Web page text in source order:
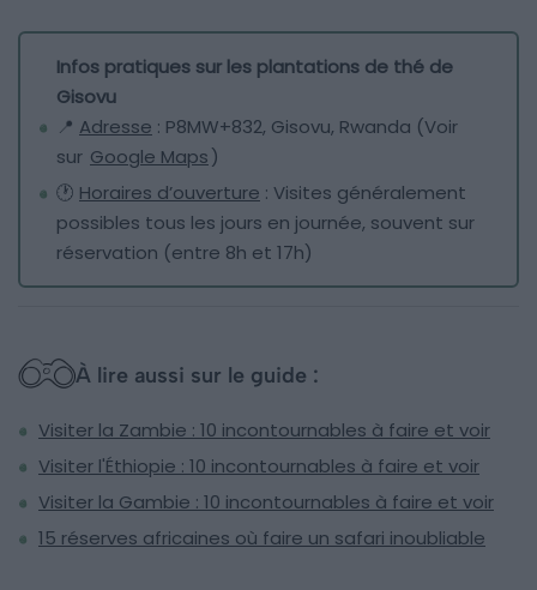
Infos pratiques sur les plantations de thé de
Gisovu
📍 Adresse : P8MW+832, Gisovu, Rwanda (Voir
sur Google Maps)
🕐 Horaires d’ouverture : Visites généralement
possibles tous les jours en journée, souvent sur
réservation (entre 8h et 17h)
À lire aussi sur le guide :
Visiter la Zambie : 10 incontournables à faire et voir
Visiter l'Éthiopie : 10 incontournables à faire et voir
Visiter la Gambie : 10 incontournables à faire et voir
15 réserves africaines où faire un safari inoubliable